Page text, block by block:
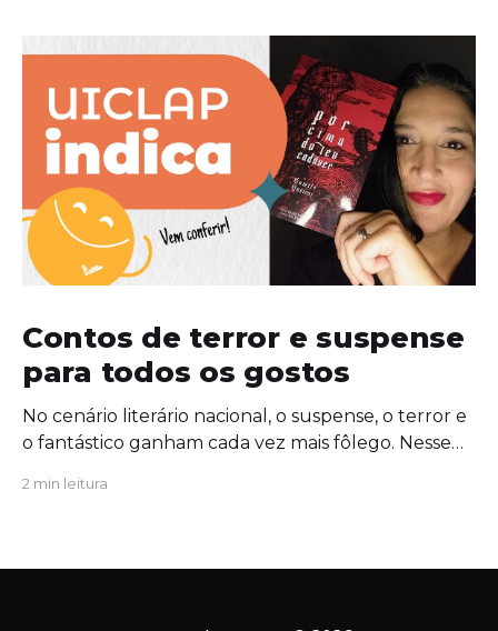
Contos de terror e suspense
para todos os gostos
No cenário literário nacional, o suspense, o terror e
o fantástico ganham cada vez mais fôlego. Nesse
primeira coletânea de contos do gênero: Por cima
sombras da
2 min leitura